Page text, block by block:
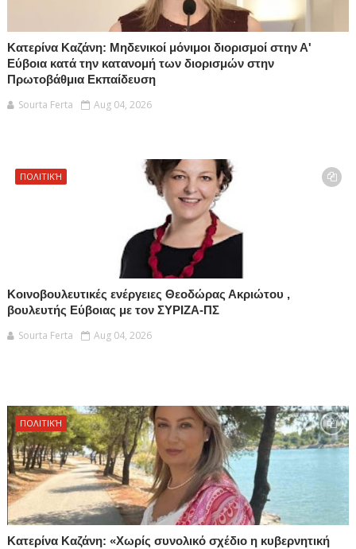
Κατερίνα Καζάνη: Μηδενικοί μόνιμοι διορισμοί στην Α'
Εύβοια κατά την κατανομή των διορισμών στην
Πρωτοβάθμια Εκπαίδευση
Sourta Ferta
Aug 04, 2026
ΠΟΛΙΤΙΚΉ
Κοινοβουλευτικές ενέργειες Θεοδώρας Ακριώτου ,
βουλευτής Εύβοιας με τον ΣΥΡΙΖΑ-ΠΣ
Sourta Ferta
Aug 04, 2026
ΠΟΛΙΤΙΚΉ
Κατερίνα Καζάνη: «Χωρίς συνολικό σχέδιο η κυβερνητική